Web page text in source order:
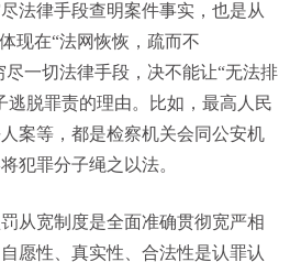
法律手段查明案件事实，也是从
现在“法网恢恢，疏而不
尽一切法律手段，决不能让“无法排
逃脱罪责的理由。比如，最高人民
案等，都是检察机关会同公安机
犯罪分子绳之以法。
从宽制度是全面准确贯彻宽严相
愿性、真实性、合法性是认罪认